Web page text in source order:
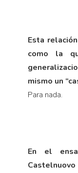
Esta
como la
mismo un
Para nada.
En el